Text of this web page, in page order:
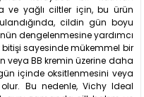
ve yağlı ciltler için, bu ürün
cildin gün boyu
dengelenmesine yardımcı
sayesinde mükemmel bir
veya BB kremin üzerine daha
içinde oksitlenmesini veya
olur. Bu nedenle, Vichy Ideal